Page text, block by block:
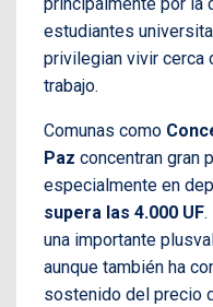
estudiantes
privilegian vivir cerca
trabajo.
Comunas como
Paz concentran gran
especialmente en
supera las 4.000 UF.
una importante
aunque también ha
sostenido del precio